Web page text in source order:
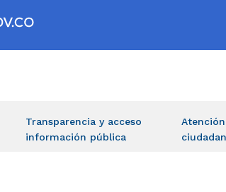
Transparencia y acceso
información pública